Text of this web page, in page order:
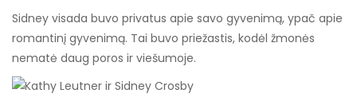
Sidney visada buvo privatus apie savo gyvenimą, ypač apie
romantinį gyvenimą. Tai buvo priežastis, kodėl žmonės
nematė daug poros ir viešumoje.